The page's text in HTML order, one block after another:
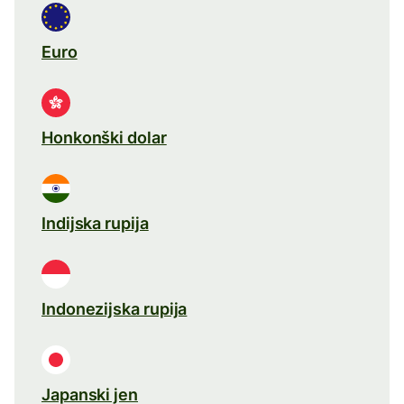
Euro
Honkonški dolar
Indijska rupija
Indonezijska rupija
Japanski jen